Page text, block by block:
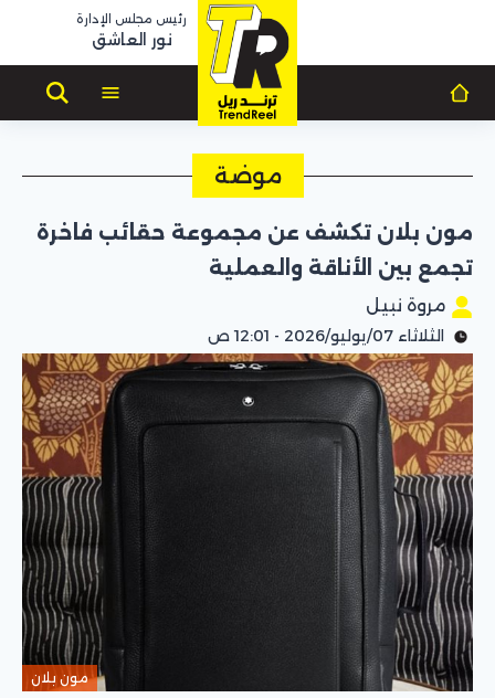
رئيس مجلس الإدارة
نور العاشق
موضة
مون بلان تكشف عن مجموعة حقائب فاخرة
تجمع بين الأناقة والعملية
مروة نبيل
الثلاثاء 07/يوليو/2026 - 12:01 ص
مون بلان